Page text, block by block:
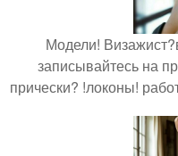
Модели!
записывайтесь на
прически? !локоны!